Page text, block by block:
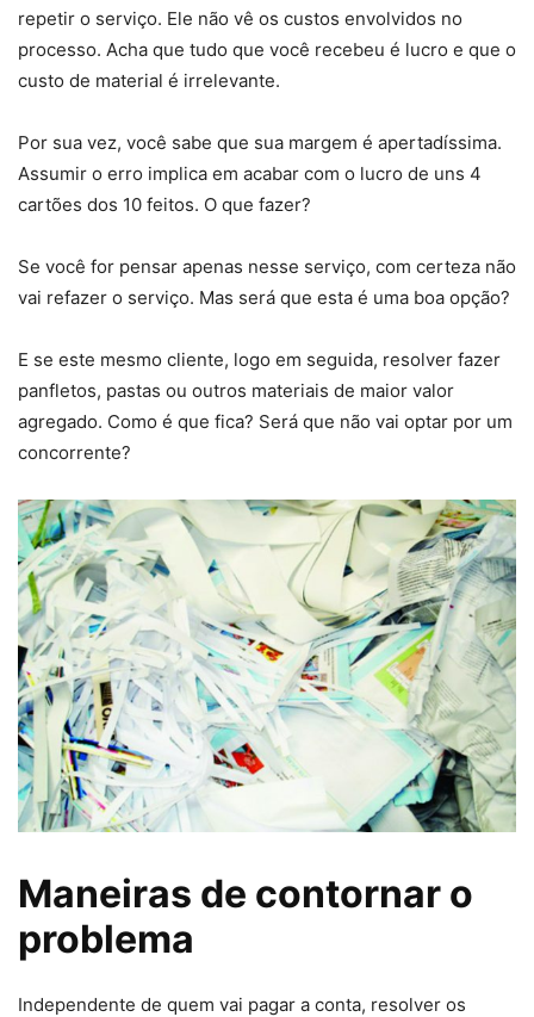
repetir o serviço. Ele não vê os custos envolvidos no
processo. Acha que tudo que você recebeu é lucro e que o
custo de material é irrelevante.
Por sua vez, você sabe que sua margem é apertadíssima.
Assumir o erro implica em acabar com o lucro de uns 4
cartões dos 10 feitos. O que fazer?
Se você for pensar apenas nesse serviço, com certeza não
vai refazer o serviço. Mas será que esta é uma boa opção?
E se este mesmo cliente, logo em seguida, resolver fazer
panfletos, pastas ou outros materiais de maior valor
agregado. Como é que fica? Será que não vai optar por um
concorrente?
Maneiras de contornar o
problema
Independente de quem vai pagar a conta, resolver os